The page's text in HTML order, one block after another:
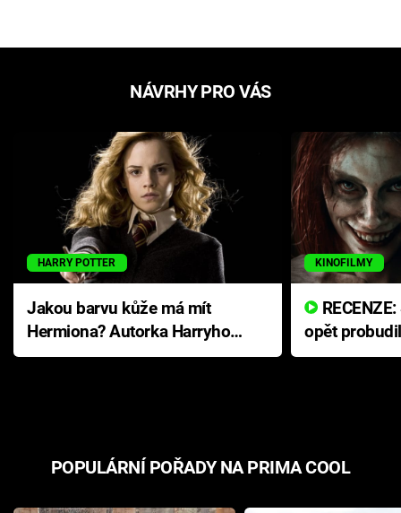
NÁVRHY PRO VÁS
HARRY POTTER
Jakou barvu kůže má mít
Hermiona? Autorka Harryho
Pottera přišla s ráznou
KINOFILMY
opět
přichází s
POPULÁRNÍ POŘADY NA PRIMA COOL